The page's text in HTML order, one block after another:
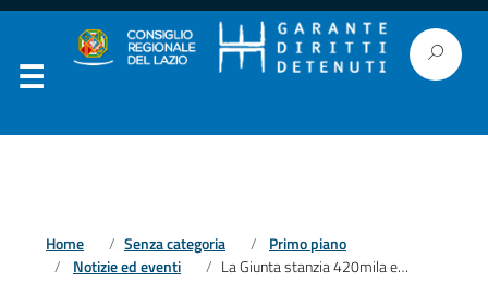
Home Senza categoria
Primo piano
Notizie ed eventi
La Giunta stanzia 420mila euro per il miglioramento delle condizioni di vita nelle carceri